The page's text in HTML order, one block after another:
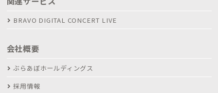
BRAVO DIGITAL CONCERT LIVE
会社概要
ぶらあぼホールディングス
採用情報